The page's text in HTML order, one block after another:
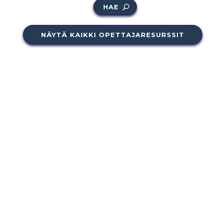
HAE
NÄYTÄ KAIKKI OPETTAJARESURSSIT